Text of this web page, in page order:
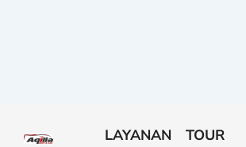
LAYANAN TOUR